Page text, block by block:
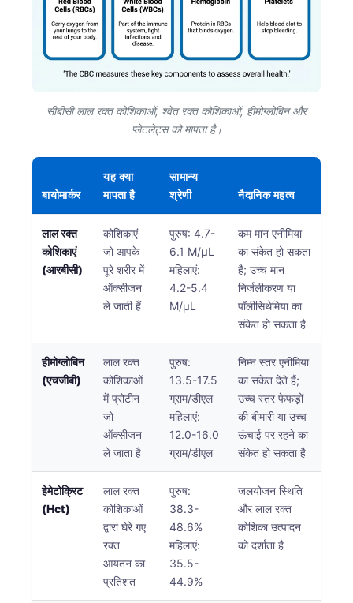
सीबीसी लाल रक्त कोशिकाओं, श्वेत रक्त कोशिकाओं, हीमोग्लोबिन और
प्लेटलेट्स को मापता है।
बायोमार्कर
यह क्या
मापता है
सामान्य
श्रेणी
नैदानिक महत्व
लाल रक्त
कोशिकाएं
(आरबीसी)
कोशिकाएं
जो आपके
पूरे शरीर में
ऑक्सीजन
ले जाती हैं
पुरुष: 4.7-
6.1 M/μL
महिलाएं:
4.2-5.4
M/μL
कम मान एनीमिया
का संकेत हो सकता
है; उच्च मान
निर्जलीकरण या
पॉलीसिथेमिया का
संकेत हो सकता है
हीमोग्लोबिन
(एचजीबी)
लाल रक्त
कोशिकाओं
में प्रोटीन
जो
ऑक्सीजन
ले जाता है
पुरुष:
13.5-17.5
ग्राम/डीएल
महिलाएं:
12.0-16.0
ग्राम/डीएल
निम्न स्तर एनीमिया
का संकेत देते हैं;
उच्च स्तर फेफड़ों
की बीमारी या उच्च
ऊंचाई पर रहने का
संकेत हो सकता है
हेमेटोक्रिट
(Hct)
लाल रक्त
कोशिकाओं
द्वारा घेरे गए
रक्त
आयतन का
प्रतिशत
पुरुष:
38.3-
48.6%
महिलाएं:
35.5-
44.9%
जलयोजन स्थिति
और लाल रक्त
कोशिका उत्पादन
को दर्शाता है